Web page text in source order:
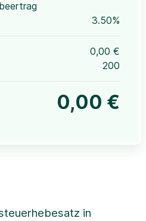
3.50%
0,00 €
200
0,00 €
in
©CartoDB,